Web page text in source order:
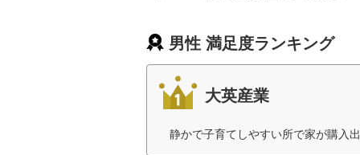
男性 満足度ランキング
大英産業
静かで子育てしやすい所で家が購入